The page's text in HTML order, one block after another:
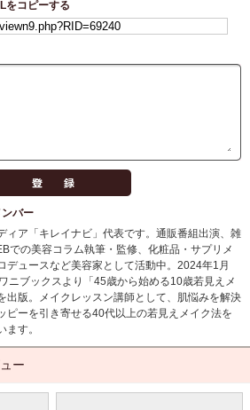
をコピーする
バー
ィア「キレイナビ」代表です。通販番組出演、雑
での美容コラム執筆・監修、化粧品・サプリメ
デュースなど美容家として活動中。2024年1月
ニブックスより「45歳から始める10歳若見えメ
出版。メイクレッスン講師として、肌悩みを解決
ピーを引き寄せる40代以上の若見えメイク法を
ます。
ー